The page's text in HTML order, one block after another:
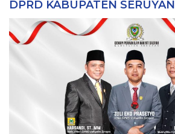
DPRD KABUPATEN SERUYAN